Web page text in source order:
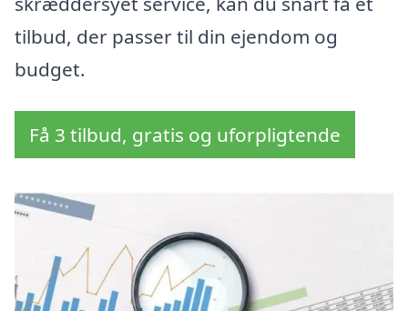
tilbud, der passer til din ejendom og
budget.
Få 3 tilbud, gratis og uforpligtende